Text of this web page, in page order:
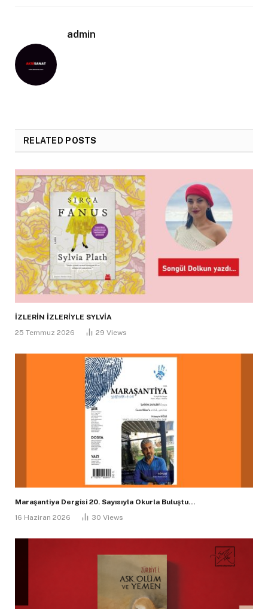
admin
RELATED POSTS
İZLERİN İZLERİYLE SYLVİA
25 Temmuz 2026
29 Views
Maraşantiya Dergisi 20. Sayısıyla Okurla Buluştu…
16 Haziran 2026
30 Views